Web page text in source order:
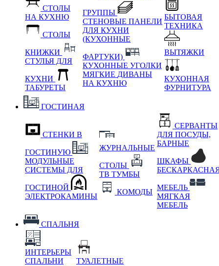
СТОЛЫ
НА КУХНЮ
СТОЛЫ
КНИЖКИ
СТУЛЬЯ ДЛЯ
КУХНИ
ТАБУРЕТЫ
ГРУППЫ
СТЕНОВЫЕ ПАНЕЛИ
ДЛЯ КУХНИ
(КУХОННЫЕ
ФАРТУКИ)
КУХОННЫЕ УГОЛКИ
МЯГКИЕ ДИВАНЫ
НА КУХНЮ
БЫТОВАЯ
ТЕХНИКА
ВЫТЯЖКИ
КУХОННАЯ
ФУРНИТУРА
ГОСТИНАЯ
СТЕНКИ В
ГОСТИНУЮ
МОДУЛЬНЫЕ
СИСТЕМЫ ДЛЯ
ГОСТИНОЙ
ЭЛЕКТРОКАМИНЫ
ЖУРНАЛЬНЫЕ
СТОЛЫ
ТВ ТУМБЫ
КОМОДЫ
СЕРВАНТЫ
ДЛЯ ПОСУДЫ,
БАРНЫЕ
ШКАФЫ
МЕБЕЛЬ
МЯГКАЯ
МЕБЕЛЬ
СПАЛЬНЯ
ИНТЕРЬЕРЫ
СПАЛЬНИ
ТУАЛЕТНЫЕ